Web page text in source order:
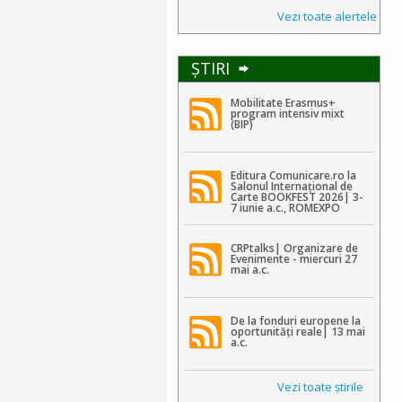
Vezi toate alertele
ŞTIRI
Mobilitate Erasmus+
program intensiv mixt
(BIP)
Editura Comunicare.ro la
Salonul Internațional de
Carte BOOKFEST 2026| 3-
7 iunie a.c., ROMEXPO
CRPtalks| Organizare de
Evenimente - miercuri 27
mai a.c.
De la fonduri europene la
oportunități reale| 13 mai
a.c.
Vezi toate ştirile